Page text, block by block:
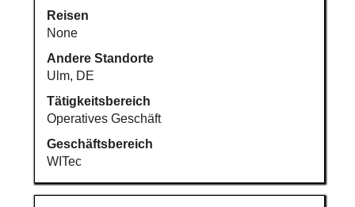
Reisen
None
Andere Standorte
Ulm, DE
Tätigkeitsbereich
Operatives Geschäft
Geschäftsbereich
WITec